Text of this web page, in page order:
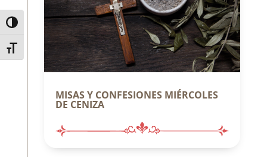
Alternar alto contraste
Alternar tamaño de letra
MISAS Y CONFESIONES MIÉRCOLES
DE CENIZA